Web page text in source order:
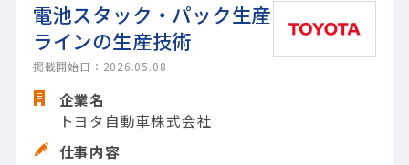
電池スタック・パック生産
ラインの生産技術
掲載開始日：2026.05.08
企業名
トヨタ自動車株式会社
仕事内容